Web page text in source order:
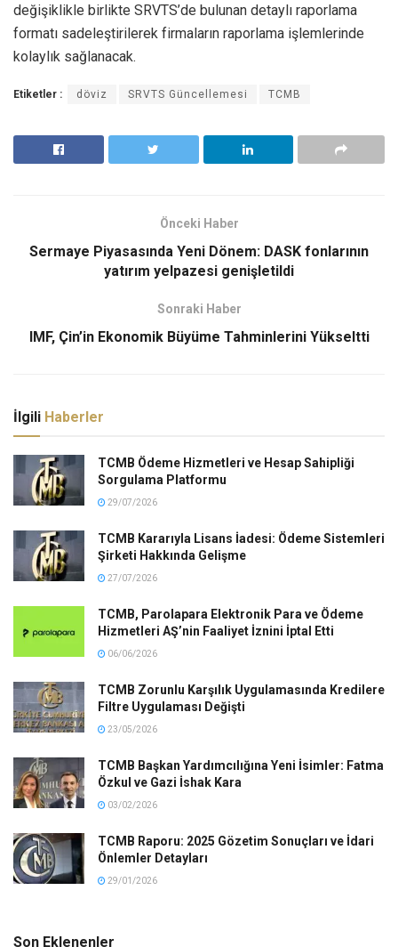
değişiklikle birlikte SRVTS’de bulunan detaylı raporlama
formatı sadeleştirilerek firmaların raporlama işlemlerinde
kolaylık sağlanacak.
Etiketler : döviz SRVTS Güncellemesi TCMB
Önceki Haber
Sermaye Piyasasında Yeni Dönem: DASK fonlarının
yatırım yelpazesi genişletildi
Sonraki Haber
IMF, Çin’in Ekonomik Büyüme Tahminlerini Yükseltti
İlgili Haberler
TCMB Ödeme Hizmetleri ve Hesap Sahipliği
Sorgulama Platformu
29/07/2026
TCMB Kararıyla Lisans İadesi: Ödeme Sistemleri
Şirketi Hakkında Gelişme
27/07/2026
TCMB, Parolapara Elektronik Para ve Ödeme
Hizmetleri AŞ’nin Faaliyet İznini İptal Etti
06/06/2026
TCMB Zorunlu Karşılık Uygulamasında Kredilere
Filtre Uygulaması Değişti
23/05/2026
TCMB Başkan Yardımcılığına Yeni İsimler: Fatma
Özkul ve Gazi İshak Kara
03/02/2026
TCMB Raporu: 2025 Gözetim Sonuçları ve İdari
Önlemler Detayları
29/01/2026
Son Eklenenler